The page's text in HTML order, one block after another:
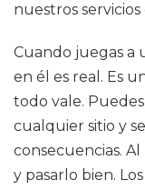
nuestros
Cuando juegas a
en él es real. Es
todo vale.
cualquier sitio y
consecuencias.
y pasarlo bien.